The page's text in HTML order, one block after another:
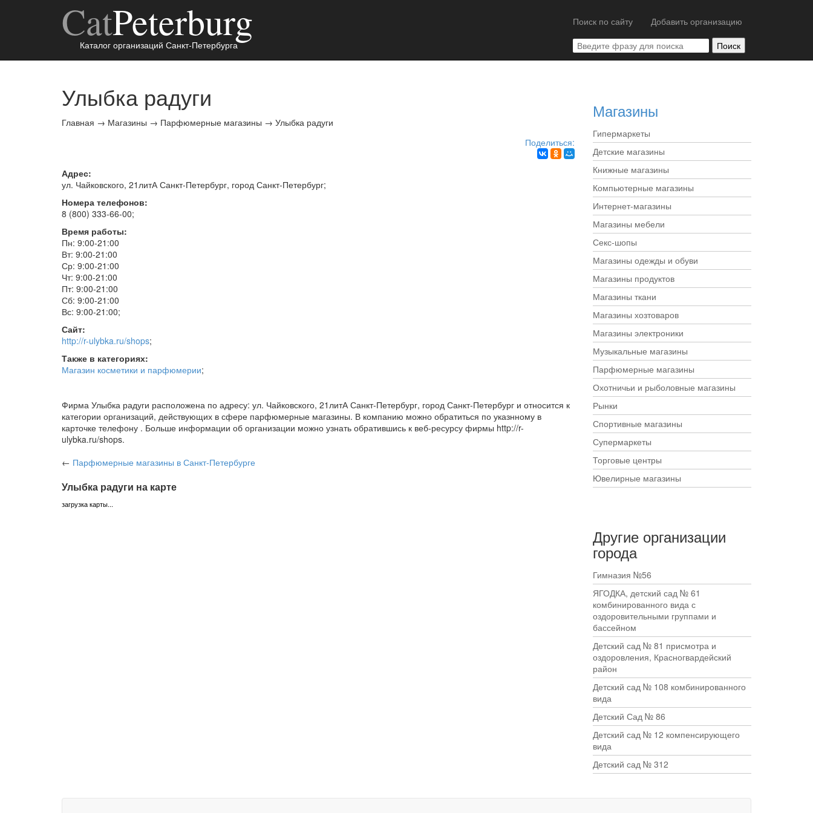
CatPeterburg
Каталог организаций Санкт-Петербурга
Поиск по сайту Добавить организацию
Улыбка радуги
Главная → Магазины → Парфюмерные магазины → Улыбка радуги
Поделиться:
Адрес:
ул. Чайковского, 21литАСанкт-Петербург, город Санкт-Петербург;
Номера телефонов:
8 (800) 333-66-00;
Время работы:
Пн: 9:00-21:00
Вт: 9:00-21:00
Ср: 9:00-21:00
Чт: 9:00-21:00
Пт: 9:00-21:00
Сб: 9:00-21:00
Вс: 9:00-21:00;
Сайт:
http://r-ulybka.ru/shops;
Также в категориях:
Магазин косметики и парфюмерии;
Фирма Улыбка радуги расположена по адресу: ул. Чайковского, 21литА Санкт-Петербург, город Санкт-Петербург и относится к
категории организаций, действующих в сфере парфюмерные магазины. В компанию можно обратиться по указнному в
карточке телефону . Больше информации об организации можно узнать обратившись к веб-ресурсу фирмы http://r-
ulybka.ru/shops.
← Парфюмерные магазины в Санкт-Петербурге
Улыбка радуги на карте
загрузка карты...
Магазины
Гипермаркеты
Детские магазины
Книжные магазины
Компьютерные магазины
Интернет-магазины
Магазины мебели
Секс-шопы
Магазины одежды и обуви
Магазины продуктов
Магазины ткани
Магазины хозтоваров
Магазины электроники
Музыкальные магазины
Парфюмерные магазины
Охотничьи и рыболовные магазины
Рынки
Спортивные магазины
Супермаркеты
Торговые центры
Ювелирные магазины
Другие организации
города
Гимназия №56
ЯГОДКА, детский сад № 61
комбинированного вида с
оздоровительными группами и
бассейном
Детский сад № 81 присмотра и
оздоровления, Красногвардейский
район
Детский сад № 108 комбинированного
вида
Детский Сад № 86
Детский сад № 12 компенсирующего
вида
Детский сад № 312